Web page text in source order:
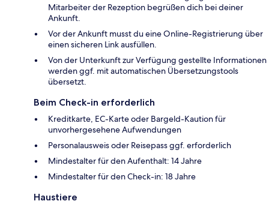
Mitarbeiter der Rezeption begrüßen dich bei deiner
Ankunft.
Vor der Ankunft musst du eine Online-Registrierung über
einen sicheren Link ausfüllen.
Von der Unterkunft zur Verfügung gestellte Informationen
werden ggf. mit automatischen Übersetzungstools
übersetzt.
Beim Check-in erforderlich
Kreditkarte, EC-Karte oder Bargeld-Kaution für
unvorhergesehene Aufwendungen
Personalausweis oder Reisepass ggf. erforderlich
Mindestalter für den Aufenthalt: 14 Jahre
Mindestalter für den Check-in: 18 Jahre
Haustiere